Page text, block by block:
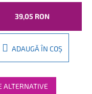
39,05 RON
ADAUGĂ ÎN COŞ
ALTERNATIVE